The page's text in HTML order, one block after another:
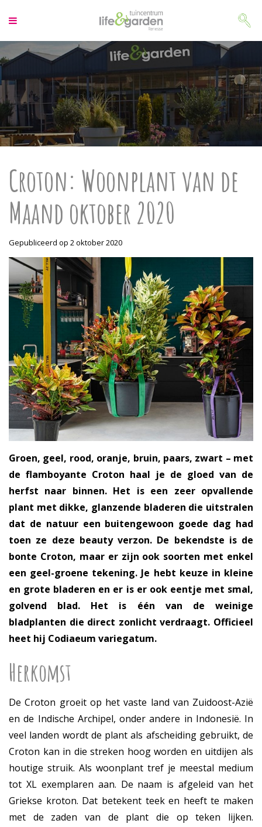
a
a
r
c
n
e
n
Croton: Woonplant van de
Maand oktober 2020
Gepubliceerd op 2 oktober 2020
Groen, geel, rood, oranje, bruin, paars, zwart – met
de flamboyante Croton haal je de gloed van de
herfst naar binnen. Het is een zeer opvallende
plant met dikke, glanzende bladeren die uitstralen
dat de natuur een buitengewoon goede dag had
toen ze deze beauty verzon. De bekendste is de
bonte Croton, maar er zijn ook soorten met enkel
een geel-groene tekening. Je hebt keuze in kleine
en grote bladeren en er is er ook eentje met smal,
golvend blad. Het is één van de weinige
bladplanten die direct zonlicht verdraagt. Officieel
heet hij Codiaeum variegatum.
Herkomst
De Croton groeit op het vaste land van Zuidoost-Azië
en de Indische Archipel, onder andere in Indonesië. In
veel landen wordt de plant als afscheiding gebruikt, de
Croton kan in die streken hoog worden en uitdijen als
houtige struik. Als woonplant tref je meestal medium
tot XL exemplaren aan. De naam is afgeleid van het
Griekse kroton. Dat betekent teek en heeft te maken
met de zaden van de plant die op teken lijken.